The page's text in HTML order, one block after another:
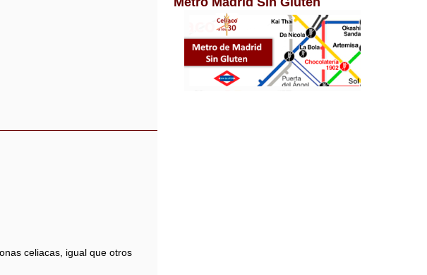
celiacas, igual que otros